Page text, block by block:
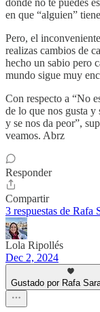
en que “alguien”
Pero, el
realizas cambios de
hecho un sabio pero
mundo sigue muy
Con respecto a “No
de lo que nos gusta y
y se nos da peor”,
veamos. Abrz
Responder
Compartir
3 respuestas de Rafa
Lola Ripollés
Dec 2, 2024
Gustado por Rafa